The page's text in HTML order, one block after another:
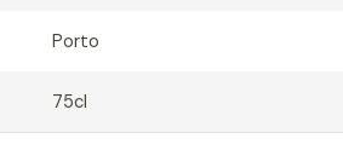
Porto
75cl